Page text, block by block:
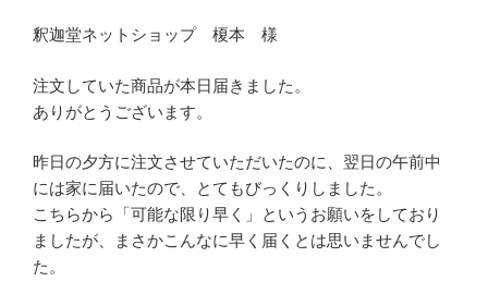
釈迦堂ネットショップ 榎本 様
注文していた商品が本日届きました。
ありがとうございます。
昨日の夕方に注文させていただいたのに、翌日の午前中
には家に届いたので、とてもびっくりしました。
こちらから「可能な限り早く」というお願いをしており
ましたが、まさかこんなに早く届くとは思いませんでし
た。